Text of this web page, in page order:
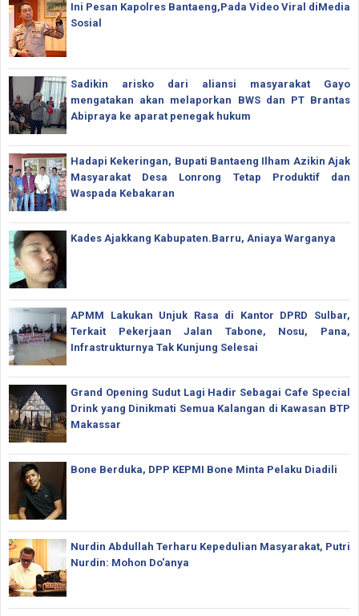
Ini Pesan Kapolres Bantaeng,Pada Video Viral diMedia
Sosial
Sadikin arisko dari aliansi masyarakat Gayo
mengatakan akan melaporkan BWS dan PT Brantas
Abipraya ke aparat penegak hukum
Hadapi Kekeringan, Bupati Bantaeng Ilham Azikin Ajak
Masyarakat Desa Lonrong Tetap Produktif dan
Waspada Kebakaran
Kades Ajakkang Kabupaten.Barru, Aniaya Warganya
APMM Lakukan Unjuk Rasa di Kantor DPRD Sulbar,
Terkait Pekerjaan Jalan Tabone, Nosu, Pana,
Infrastrukturnya Tak Kunjung Selesai
Grand Opening Sudut Lagi Hadir Sebagai Cafe Special
Drink yang Dinikmati Semua Kalangan di Kawasan BTP
Makassar
Bone Berduka, DPP KEPMI Bone Minta Pelaku Diadili
Nurdin Abdullah Terharu Kepedulian Masyarakat, Putri
Nurdin: Mohon Do'anya